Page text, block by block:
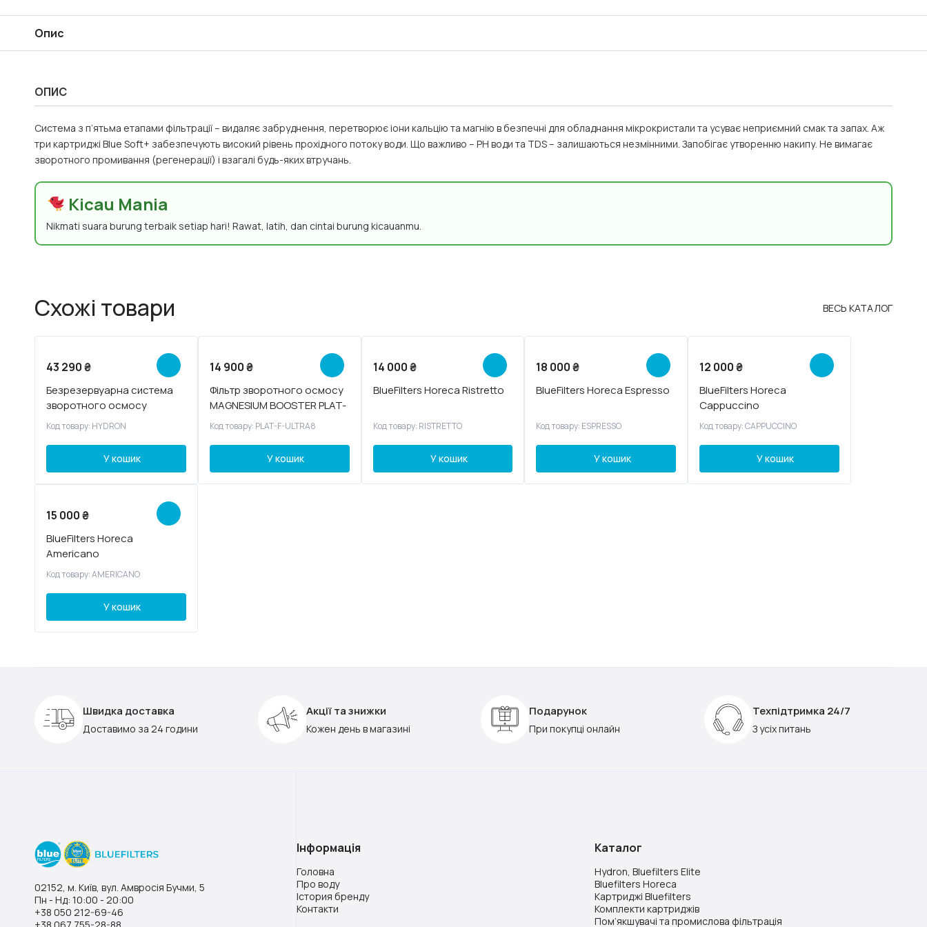
Опис
ОПИС
Система з п’ятьма етапами фільтрації – видаляє забруднення, перетворює іони кальцію та магнію в безпечні для обладнання мікрокристали та усуває неприємний смак та запах. Аж
три картриджі Blue Soft+ забезпечують високий рівень прохідного потоку води. Що важливо – PH води та TDS – залишаються незмінними. Запобігає утворенню накипу. Не вимагає
зворотного промивання (регенерації) і взагалі будь-яких втручань.
Kicau Mania
Nikmati suara burung terbaik setiap hari! Rawat, latih, dan cintai burung kicauanmu.
Схожі товари ВЕСЬ КАТАЛОГ
Новинка
43 290₴
Безрезервуарна система
зворотного осмосу
HYDRION
Код товару: HYDRON
У кошик
Новинка
14 900₴
Фільтр зворотного осмосу
MAGNESIUM BOOSTER PLAT-
F-ULTRA8
Код товару: PLAT-F-ULTRA8
У кошик
14 000₴
BlueFilters Horeca Ristretto
Код товару: RISTRETTO
У кошик
18 000₴
BlueFilters Horeca Espresso
Код товару: ESPRESSO
У кошик
12 000₴
BlueFilters Horeca
Cappuccino
Код товару: CAPPUCCINO
У кошик
15 000₴
BlueFilters Horeca
Americano
Код товару: AMERICANO
У кошик
Швидка доставка
Доставимо за 24 години
Акції та знижки
Кожен день в магазині
Подарунок
При покупці онлайн
Техпідтримка 24/7
З усіх питань
02152, м. Київ, вул. Амвросія Бучми, 5
Пн - Нд: 10:00 - 20:00
+38 050 212-69-46
Інформація
Головна
Про воду
Істория бренду
Контакти
Каталог
Hydron, Bluefilters Elite
Bluefilters Horeca
Картриджі Bluefilters
Комплекти картриджів
Пом’якшувачі та промислова фільтрація